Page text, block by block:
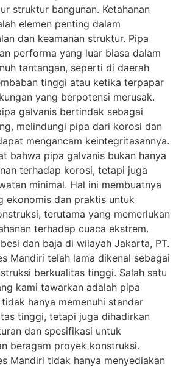
struktur bangunan. Ketahanan
elemen penting dalam
dan keamanan struktur. Pipa
performa yang luar biasa dalam
tantangan, seperti di daerah
tinggi atau ketika terpapar
yang berpotensi merusak.
galvanis bertindak sebagai
melindungi pipa dari korosi dan
mengancam keintegritasannya.
bahwa pipa galvanis bukan hanya
terhadap korosi, tetapi juga
minimal. Hal ini membuatnya
ekonomis dan praktis untuk
terutama yang memerlukan
terhadap cuaca ekstrem.
dan baja di wilayah Jakarta, PT.
Mandiri telah lama dikenal sebagai
berkualitas tinggi. Salah satu
kami tawarkan adalah pipa
hanya memenuhi standar
tinggi, tetapi juga dihadirkan
dan spesifikasi untuk
beragam proyek konstruksi.
Mandiri tidak hanya menyediakan